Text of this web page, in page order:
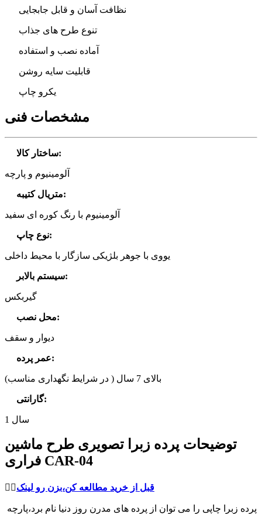
نظافت آسان و قابل جابجایی
تنوع طرح های جذاب
آماده نصب و استفاده
قابلیت سایه روشن
یکرو چاپ
مشخصات فنی
ساختار کالا:
آلومینیوم و پارچه
متریال کتیبه:
آلومینیوم با رنگ کوره ای سفید
نوع چاپ:
یووی با جوهر بلژیکی سازگار با محیط داخلی
سیستم بالابر:
گیربکس
محل نصب:
دیوار و سقف
عمر پرده:
بالای 7 سال ( در شرایط نگهداری مناسب)
گارانتی:
1 سال
توضیحات پرده زبرا تصویری طرح ماشین
فراری CAR-04
👈🏻قبل از خرید مطالعه کن،بزن رو لینک